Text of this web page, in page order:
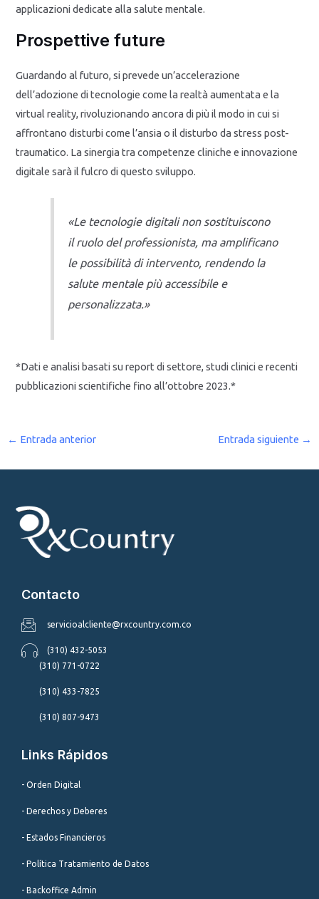
applicazioni dedicate alla salute mentale.
Prospettive future
Guardando al futuro, si prevede un’accelerazione
dell’adozione di tecnologie come la realtà aumentata e la
virtual reality, rivoluzionando ancora di più il modo in cui si
affrontano disturbi come l’ansia o il disturbo da stress post-
traumatico. La sinergia tra competenze cliniche e innovazione
digitale sarà il fulcro di questo sviluppo.
«Le tecnologie digitali non sostituiscono
il ruolo del professionista, ma amplificano
le possibilità di intervento, rendendo la
salute mentale più accessibile e
personalizzata.»
*Dati e analisi basati su report di settore, studi clinici e recenti
pubblicazioni scientifiche fino all’ottobre 2023.*
← Entrada anterior Entrada siguiente →
Contacto
servicioalcliente@rxcountry.com.co
(310) 432-5053
(310) 771-0722
(310) 433-7825
(310) 807-9473
Links Rápidos
- Orden Digital
- Derechos y Deberes
- Estados Financieros
- Política Tratamiento de Datos
- Backoffice Admin